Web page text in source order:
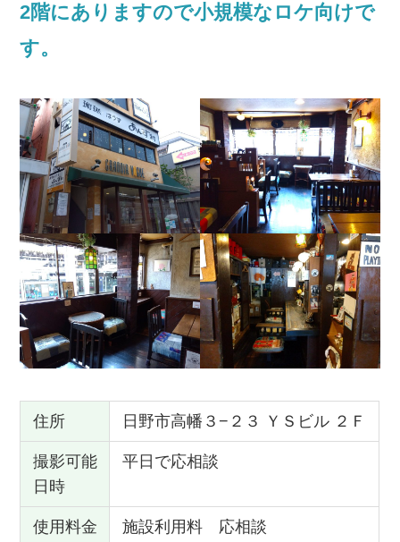
2階にありますので小規模なロケ向けで
す。
住所 日野市高幡３−２３ ＹＳビル ２Ｆ
撮影可能
日時
平日で応相談
使用料金
施設利用料 応相談